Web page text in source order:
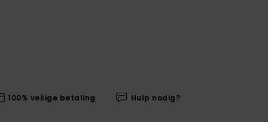
100% veilige betaling Hulp nodig?